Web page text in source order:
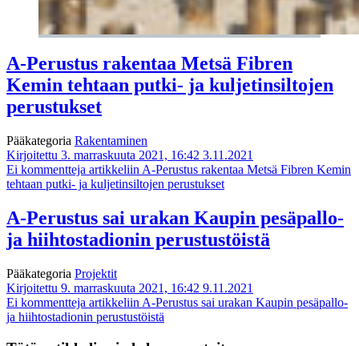
A-Perustus rakentaa Metsä Fibren
Kemin tehtaan putki- ja kuljetinsiltojen
perustukset
Pääkategoria Rakentaminen
Kirjoitettu 3. marraskuuta 2021, 16:42 3.11.2021
Ei kommentteja artikkeliin A-Perustus rakentaa Metsä Fibren Kemin
tehtaan putki- ja kuljetinsiltojen perustukset
A-Perustus sai urakan Kaupin pesäpallo-
ja hiihtostadionin perustustöistä
Pääkategoria Projektit
Kirjoitettu 9. marraskuuta 2021, 16:42 9.11.2021
Ei kommentteja artikkeliin A-Perustus sai urakan Kaupin pesäpallo-
ja hiihtostadionin perustustöistä